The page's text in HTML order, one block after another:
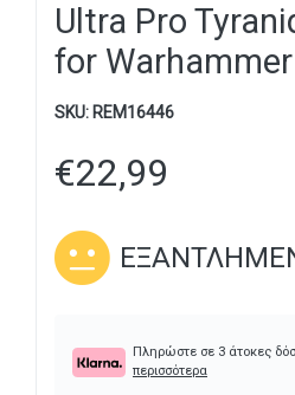
Ultra Pro
for
SKU: REM16446
€22,99
Πληρώστε σε 3 άτοκες
περισσότερα